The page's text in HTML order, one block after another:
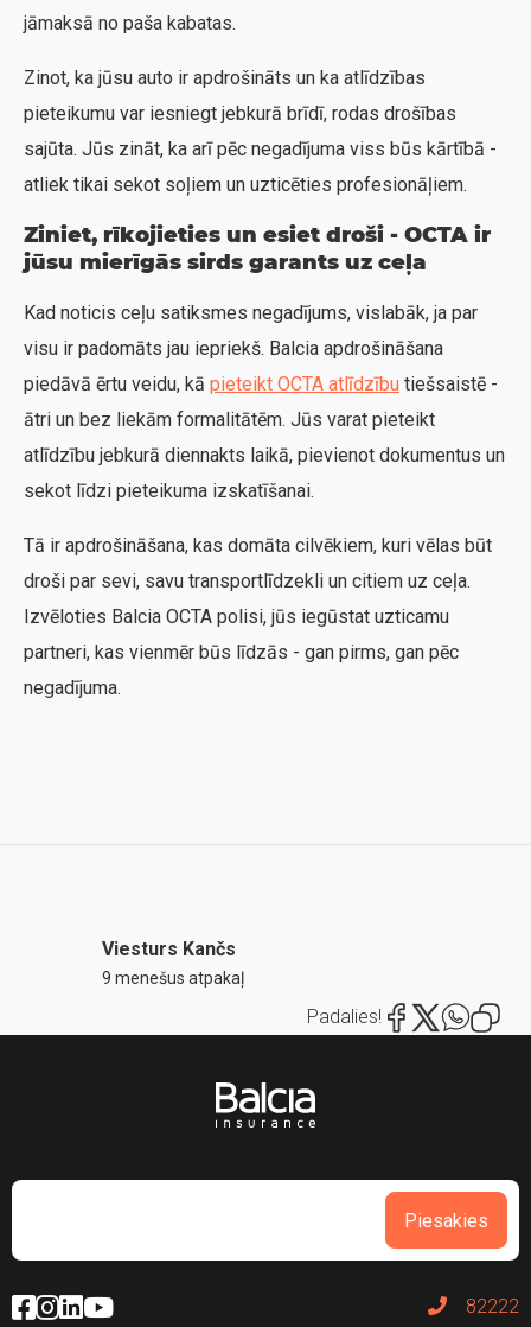
jāmaksā no paša kabatas.
Zinot, ka jūsu auto ir apdrošināts un ka atlīdzības
pieteikumu var iesniegt jebkurā brīdī, rodas drošības
sajūta. Jūs zināt, ka arī pēc negadījuma viss būs kārtībā -
atliek tikai sekot soļiem un uzticēties profesionāļiem.
Ziniet, rīkojieties un esiet droši - OCTA ir
jūsu mierīgās sirds garants uz ceļa
Kad noticis ceļu satiksmes negadījums, vislabāk, ja par
visu ir padomāts jau iepriekš. Balcia apdrošināšana
piedāvā ērtu veidu, kā pieteikt OCTA atlīdzību tiešsaistē -
ātri un bez liekām formalitātēm. Jūs varat pieteikt
atlīdzību jebkurā diennakts laikā, pievienot dokumentus un
sekot līdzi pieteikuma izskatīšanai.
Tā ir apdrošināšana, kas domāta cilvēkiem, kuri vēlas būt
droši par sevi, savu transportlīdzekli un citiem uz ceļa.
Izvēloties Balcia OCTA polisi, jūs iegūstat uzticamu
partneri, kas vienmēr būs līdzās - gan pirms, gan pēc
negadījuma.
Viesturs Kančs
9 menešus atpakaļ
Padalies!
Piesakies
82222